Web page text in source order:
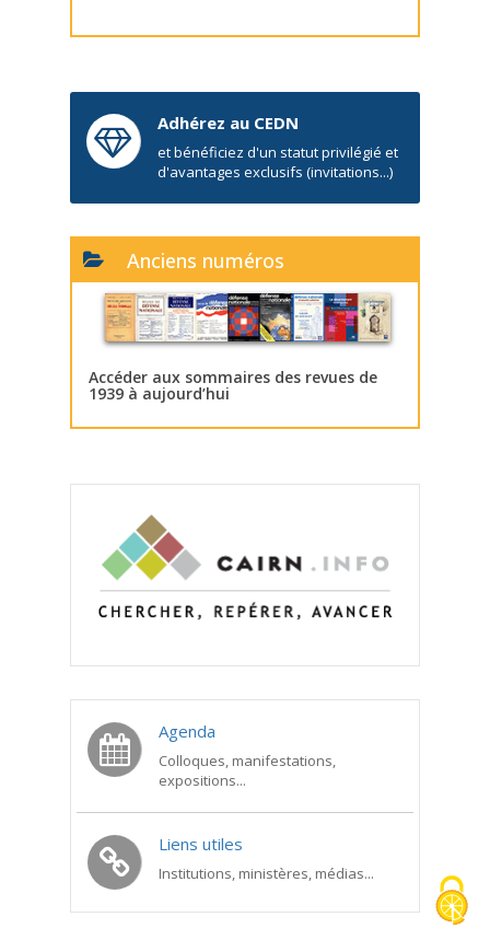
Adhérez au CEDN
et bénéficiez d'un statut privilégié et
d'avantages exclusifs (invitations...)
Anciens numéros
Accéder aux sommaires des revues de
1939 à aujourd’hui
Agenda
Colloques, manifestations,
expositions...
Liens utiles
Institutions, ministères, médias...